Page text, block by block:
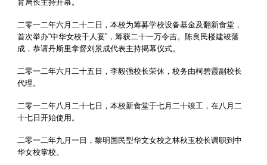
育局长主持开幕。
二零一二年六月二十二日，本校为筹募学校设备基金及翻新食堂，
首次举办“中华女校千人宴”，筹获二十一万令吉。陈良民楼建竣落
成，恭请丹斯里拿督刘景成代表主持揭幕仪式。
二零一二年六月二十五日，李毅强校长荣休，校务由柯碧霞副校长
代理。
二零一二年八月二十七日，本校新食堂于七月二十竣工，在八月二
十七日开始使用。
二零一二年九月一日，黎明国民型华文女校之林秋玉校长调职到中
华女校掌校。